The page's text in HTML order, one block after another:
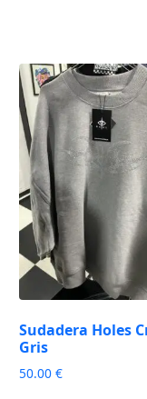
Sudadera Holes
Gris
50.00€